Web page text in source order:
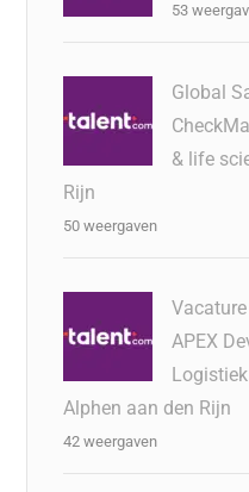
53
Global
& life
Rijn
50 weergaven
APEX
Alphen aan den Rijn
42 weergaven